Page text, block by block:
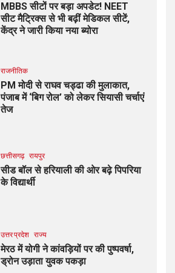
MBBS सीटों पर बड़ा अपडेट! NEET
सीट मैट्रिक्स से भी बढ़ीं मेडिकल सीटें,
केंद्र ने जारी किया नया ब्योरा
राजनीतिक
PM मोदी से राघव चड्ढा की मुलाकात,
पंजाब में ‘बिग रोल’ को लेकर सियासी चर्चाएं
तेज
छत्तीसगढ़ रायपुर
सीड बॉल से हरियाली की ओर बढ़े पिपरिया
के विद्यार्थी
उत्तर प्रदेश राज्य
मेरठ में योगी ने कांवड़ियों पर की पुष्पवर्षा,
ड्रोन उड़ाता युवक पकड़ा